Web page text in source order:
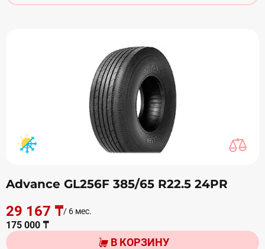
Advance GL256F 385/65 R22.5 24PR
29 167 ₸/ 6 мес.
175 000 ₸
В КОРЗИНУ